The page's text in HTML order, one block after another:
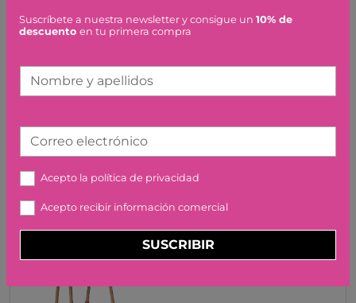
Artículos similares o que combinan
9,99 €
SILLA RATON POLVO
OSCURO MAILEG
Suscríbete a nuestra newsletter y consigue un 10% de
descuento en tu primera compra
Nombre y apellidos
Correo electrónico
Acepto la política de privacidad
Acepto recibir información comercial
SUSCRIBIR